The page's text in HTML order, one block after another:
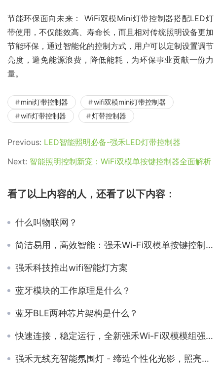
节能环保面向未来： WiFi双模Mini灯带控制器搭配LED灯
带使用，不仅能效高、寿命长，而且相对传统照明设备更加
节能环保，通过智能化的控制方式，用户可以定制设置调节
亮度，避免能源浪费，降低能耗，为环保事业贡献一份力
量。
mini灯带控制器
wifi双模mini灯带控制器
wifi灯带控制器
灯带控制器
Previous: LED智能照明必备-强禾LED灯带控制器
Next: 智能照明控制新宠：WiFi双模单按键控制器全面解析
看了以上内容的人，还看了以下内容：
什么叫物联网？
简洁易用，高效智能：强禾Wi-Fi双模单按键控制器
强禾科技推出wifi智能灯方案
蓝牙模块的工作原理是什么？
蓝牙BLE两种芯片架构是什么？
快速连接，稳定运行，全新强禾Wi-Fi双模模组强势来袭
强禾无线充智能氛围灯 - 缔造个性化光影，照亮生活乐趣